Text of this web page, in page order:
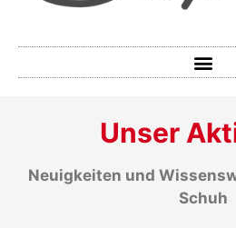
Unser
Neuigkeiten und
Schuh